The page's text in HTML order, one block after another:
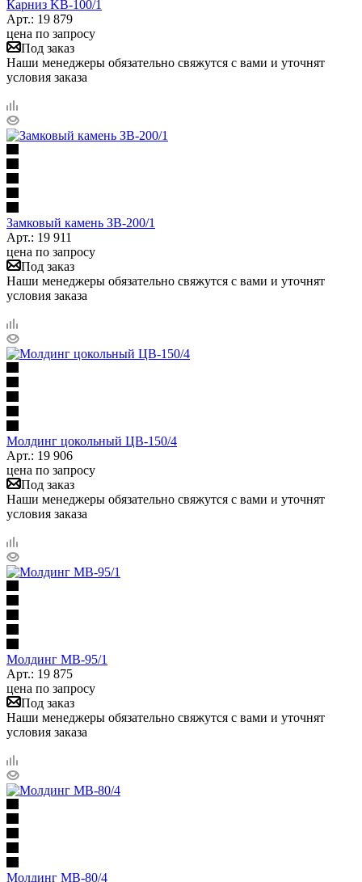
Карниз KB-100/1
Арт.: 19 879
цена по запросу
Под заказ
Наши менеджеры обязательно свяжутся с вами и уточнят
условия заказа
Замковый камень ЗВ-200/1
Арт.: 19 911
цена по запросу
Под заказ
Наши менеджеры обязательно свяжутся с вами и уточнят
условия заказа
Молдинг цокольный ЦВ-150/4
Арт.: 19 906
цена по запросу
Под заказ
Наши менеджеры обязательно свяжутся с вами и уточнят
условия заказа
Молдинг МВ-95/1
Арт.: 19 875
цена по запросу
Под заказ
Наши менеджеры обязательно свяжутся с вами и уточнят
условия заказа
Молдинг МВ-80/4